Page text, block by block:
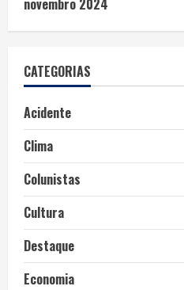
novembro 2024
CATEGORIAS
Acidente
Clima
Colunistas
Cultura
Destaque
Economia